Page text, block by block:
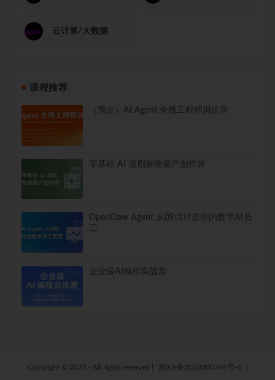
云计算/大数据
课程推荐
（预定）AI Agent 全栈工程师训练营
零基础 AI 漫剧智能量产创作营
OpenClaw Agent 从0到1打造你的数字AI员
工
企业级AI编程实战营
Copyright © 2021 - All rights reserved 冀ICP备2022000706号-6